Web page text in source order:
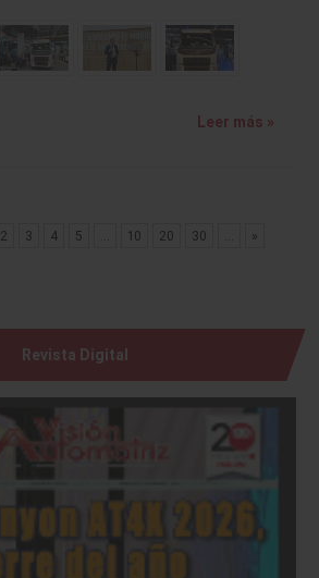
Leer más »
2 3 4 5 10 20 30
»
Revista Digital